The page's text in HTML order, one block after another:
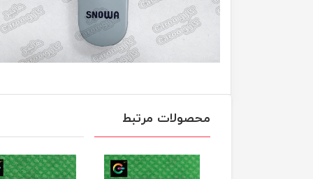
محصولات مرتبط